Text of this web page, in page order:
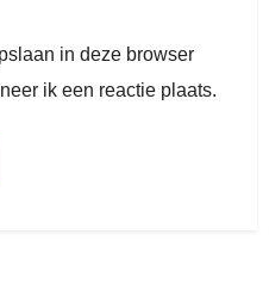
in deze browser
ik een reactie plaats.